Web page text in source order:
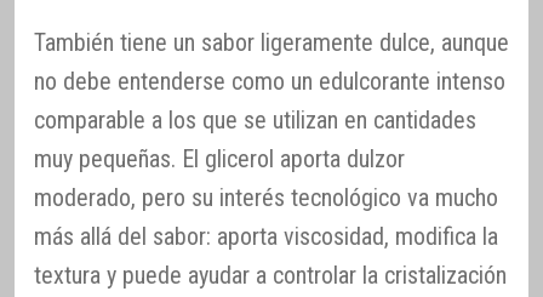
También tiene un sabor ligeramente dulce, aunque
no debe entenderse como un edulcorante intenso
comparable a los que se utilizan en cantidades
muy pequeñas. El glicerol aporta dulzor
moderado, pero su interés tecnológico va mucho
más allá del sabor: aporta viscosidad, modifica la
textura y puede ayudar a controlar la cristalización